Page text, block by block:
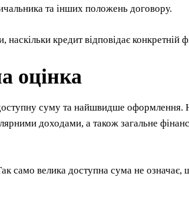
та інших положень договору.
кредит відповідає конкретній
оцінка
суму та найшвидше оформлення.
доходами, а також загальне
само велика доступна сума не